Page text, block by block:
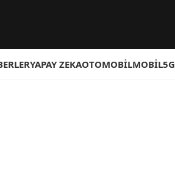
YAPAY ZEKAOTOMOBILMOBIL5G